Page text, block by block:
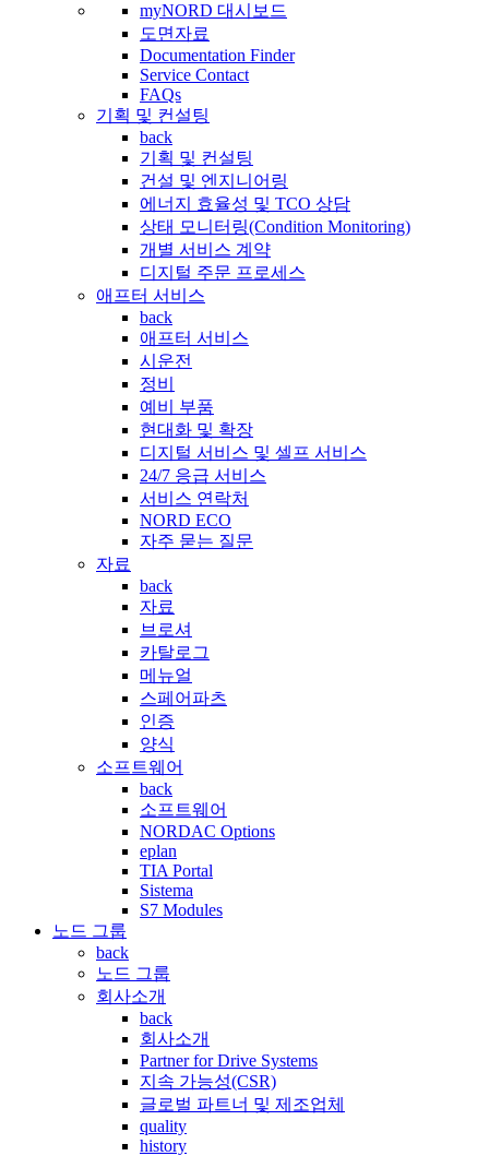
myNORD 대시보드
도면자료
Documentation Finder
Service Contact
FAQs
기획 및 컨설팅
back
기획 및 컨설팅
건설 및 엔지니어링
에너지 효율성 및 TCO 상담
상태 모니터링(Condition Monitoring)
개별 서비스 계약
디지털 주문 프로세스
애프터 서비스
back
애프터 서비스
시운전
정비
예비 부품
현대화 및 확장
디지털 서비스 및 셀프 서비스
24/7 응급 서비스
서비스 연락처
NORD ECO
자주 묻는 질문
자료
back
자료
브로셔
카탈로그
메뉴얼
스페어파츠
인증
양식
소프트웨어
back
소프트웨어
NORDAC Options
eplan
TIA Portal
Sistema
S7 Modules
노드 그룹
back
노드 그룹
회사소개
back
회사소개
Partner for Drive Systems
지속 가능성(CSR)
글로벌 파트너 및 제조업체
quality
history